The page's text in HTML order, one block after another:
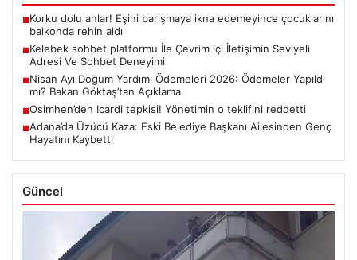
■Korku dolu anlar! Eşini barışmaya ikna edemeyince çocuklarını
balkonda rehin aldı
■Kelebek sohbet platformu İle Çevrim içi İletişimin Seviyeli
Adresi Ve Sohbet Deneyimi
■Nisan Ayı Doğum Yardımı Ödemeleri 2026: Ödemeler Yapıldı
mı? Bakan Göktaş’tan Açıklama
■Osimhen’den Icardi tepkisi! Yönetimin o teklifini reddetti
■Adana’da Üzücü Kaza: Eski Belediye Başkanı Ailesinden Genç
Hayatını Kaybetti
Güncel